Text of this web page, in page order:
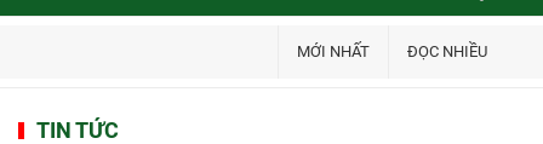
MỚI NHẤT ĐỌC NHIỀU
TIN TỨC